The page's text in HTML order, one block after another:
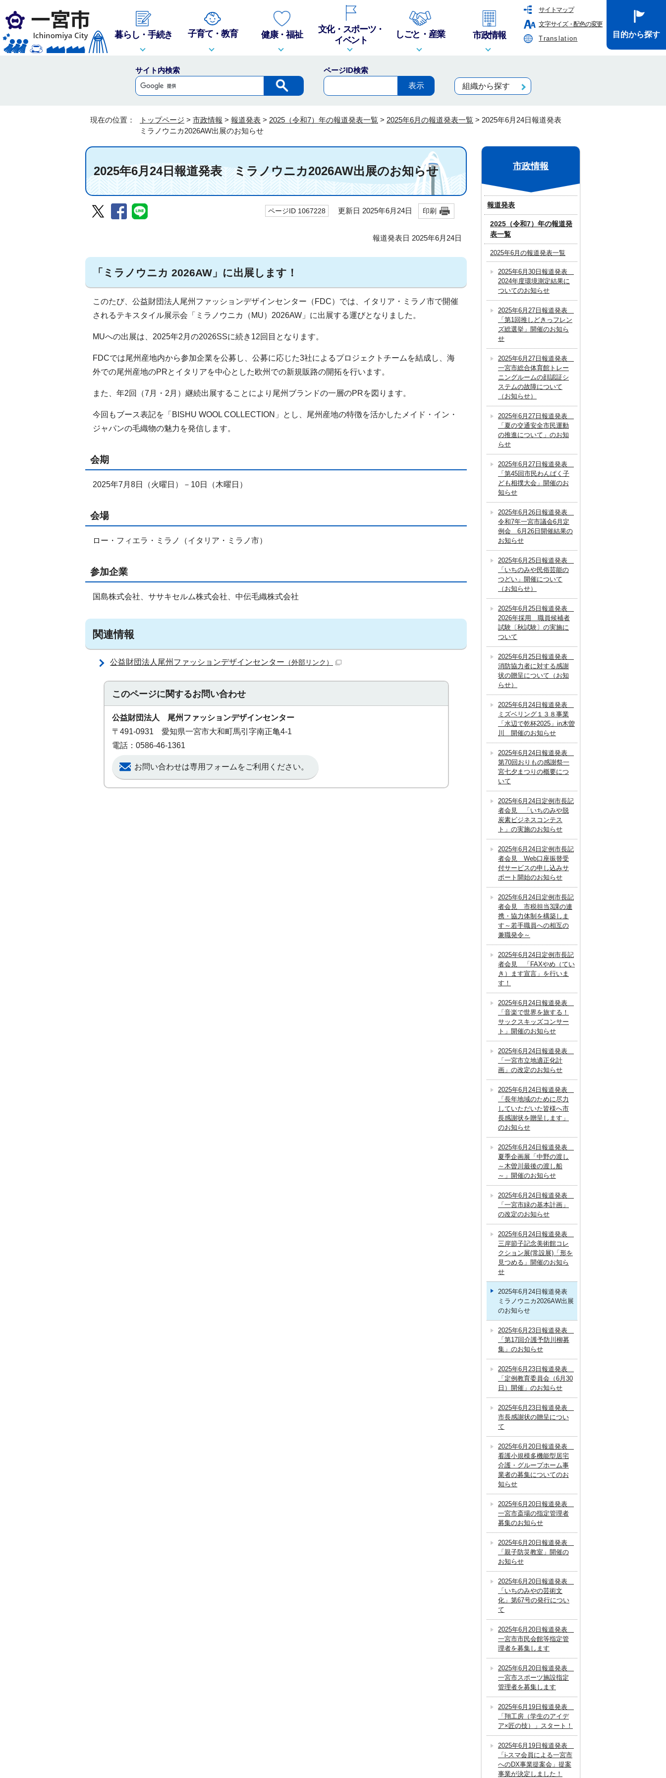
サイトマップ
文字サイズ・配色の変更
Translation
暮らし・手続き 子育て・教育 健康・福祉
文化・スポーツ・
イベント
しごと・産業 市政情報 目的から探す
サイト内検索
ページID検索
組織から探す
現在の位置： トップページ > 市政情報 > 報道発表 > 2025（令和7）年の報道発表一覧 > 2025年6月の報道発表一覧 > 2025年6月24日報道発表
ミラノウニカ2026AW出展のお知らせ
2025年6月24日報道発表 ミラノウニカ2026AW出展のお知らせ
ページID 1067228 更新日 2025年6月24日 印刷
報道発表日 2025年6月24日
「ミラノウニカ 2026AW」に出展します！
このたび、公益財団法人尾州ファッションデザインセンター（FDC）では、イタリア・ミラノ市で開催
されるテキスタイル展示会「ミラノウニカ（MU）2026AW」に出展する運びとなりました。
MUへの出展は、2025年2月の2026SSに続き12回目となります。
FDCでは尾州産地内から参加企業を公募し、公募に応じた3社によるプロジェクトチームを結成し、海
外での尾州産地のPRとイタリアを中心とした欧州での新規販路の開拓を行います。
また、年2回（7月・2月）継続出展することにより尾州ブランドの一層のPRを図ります。
今回もブース表記を「BISHU WOOL COLLECTION」とし、尾州産地の特徴を活かしたメイド・イン・
ジャパンの毛織物の魅力を発信します。
会期
2025年7月8日（火曜日）－10日（木曜日）
会場
ロー・フィエラ・ミラノ（イタリア・ミラノ市）
参加企業
国島株式会社、ササキセルム株式会社、中伝毛織株式会社
関連情報
公益財団法人尾州ファッションデザインセンター （外部リンク）
このページに関するお問い合わせ
公益財団法人 尾州ファッションデザインセンター
〒491-0931 愛知県一宮市大和町馬引字南正亀4-1
電話：0586-46-1361
お問い合わせは専用フォームをご利用ください。
市政情報
報道発表
2025（令和7）年の報道発
表一覧
2025年6月の報道発表一覧
2025年6月30日報道発表
2024年度環境測定結果に
ついてのお知らせ
2025年6月27日報道発表
「第1回推しどきっフレン
ズ総選挙」開催のお知ら
せ
2025年6月27日報道発表
一宮市総合体育館トレー
ニングルームの顔認証シ
ステムの故障について
（お知らせ）
2025年6月27日報道発表
「夏の交通安全市民運動
の推進について」のお知
らせ
2025年6月27日報道発表
「第45回市民わんぱく子
ども相撲大会」開催のお
知らせ
2025年6月26日報道発表
令和7年一宮市議会6月定
例会 6月26日開催結果の
お知らせ
2025年6月25日報道発表
「いちのみや民俗芸能の
つどい」開催について
（お知らせ）
2025年6月25日報道発表
2026年採用 職員候補者
試験〔秋試験〕の実施に
ついて
2025年6月25日報道発表
消防協力者に対する感謝
状の贈呈について（お知
らせ）
2025年6月24日報道発表
ミズベリング１３８事業
「水辺で乾杯2025」in木曽
川 開催のお知らせ
2025年6月24日報道発表
第70回おりもの感謝祭一
宮七夕まつりの概要につ
いて
2025年6月24日定例市長記
者会見 「いちのみや脱
炭素ビジネスコンテス
ト」の実施のお知らせ
2025年6月24日定例市長記
者会見 Web口座振替受
付サービスの申し込みサ
ポート開始のお知らせ
2025年6月24日定例市長記
者会見 市税担当3課の連
携・協力体制を構築しま
す～若手職員への相互の
兼職発令～
2025年6月24日定例市長記
者会見 「FAXやめ（てい
き）ます宣言」を行いま
す！
2025年6月24日報道発表
「音楽で世界を旅する！
サックスキッズコンサー
ト」開催のお知らせ
2025年6月24日報道発表
「一宮市立地適正化計
画」の改定のお知らせ
2025年6月24日報道発表
「長年地域のために尽力
していただいた皆様へ市
長感謝状を贈呈します」
のお知らせ
2025年6月24日報道発表
夏季企画展「中野の渡し
～木曽川最後の渡し船
～」開催のお知らせ
2025年6月24日報道発表
「一宮市緑の基本計画」
の改定のお知らせ
2025年6月24日報道発表
三岸節子記念美術館コレ
クション展(常設展)「形を
見つめる」開催のお知ら
せ
2025年6月24日報道発表
ミラノウニカ2026AW出展
のお知らせ
2025年6月23日報道発表
「第17回介護予防川柳募
集」のお知らせ
2025年6月23日報道発表
「定例教育委員会（6月30
日）開催」のお知らせ
2025年6月23日報道発表
市長感謝状の贈呈につい
て
2025年6月20日報道発表
看護小規模多機能型居宅
介護・グループホーム事
業者の募集についてのお
知らせ
2025年6月20日報道発表
一宮市斎場の指定管理者
募集のお知らせ
2025年6月20日報道発表
「親子防災教室」開催の
お知らせ
2025年6月20日報道発表
「いちのみやの芸術文
化」第67号の発行につい
て
2025年6月20日報道発表
一宮市市民会館等指定管
理者を募集します
2025年6月20日報道発表
一宮市スポーツ施設指定
管理者を募集します
2025年6月19日報道発表
「翔工房（学生のアイデ
ア×匠の技）」スタート！
2025年6月19日報道発表
「i-スマ会員による一宮市
へのDX事業提案会」提案
事業が決定しました！